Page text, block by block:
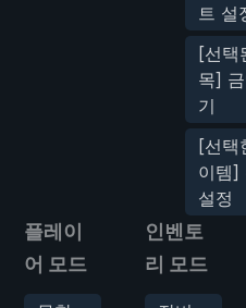
트 설
[선택
목]
기
[선택
이템]
설정
플레이
어 모드
인벤토
리 모드